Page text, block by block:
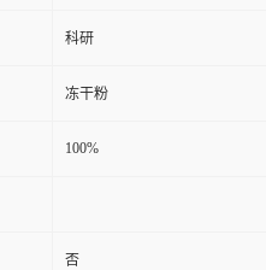
科研
冻干粉
100%
否